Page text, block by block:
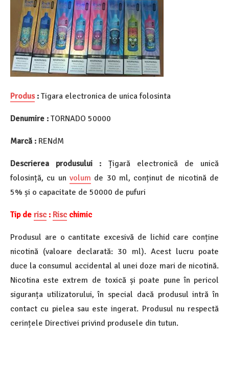
Produs: Tigara electronica de unica folosinta
Denumire : TORNADO 50000
Marcă : RENdM
Descrierea produsului :
Țigară electronică de unică
folosință, cu un volum de 30 ml, conținut de nicotină de
5% și o capacitate de 50000 de pufuri
Tip de risc : Risc chimic
Produsul are o cantitate excesivă de lichid care conține
nicotină (valoare declarată: 30 ml). Acest lucru poate
duce la consumul accidental al unei doze mari de nicotină.
Nicotina este extrem de toxică și poate pune în pericol
siguranța utilizatorului, în special dacă produsul intră în
contact cu pielea sau este ingerat. Produsul nu respectă
cerințele Directivei privind produsele din tutun.